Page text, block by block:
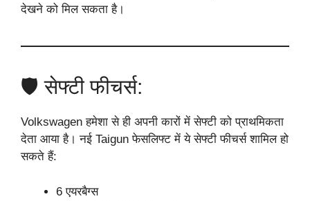
देखने को मिल सकता है।
🛡️ सेफ्टी फीचर्स:
Volkswagen हमेशा से ही अपनी कारों में सेफ्टी को प्राथमिकता
देता आया है। नई Taigun फेसलिफ्ट में ये सेफ्टी फीचर्स शामिल हो
सकते हैं:
6 एयरबैग्स